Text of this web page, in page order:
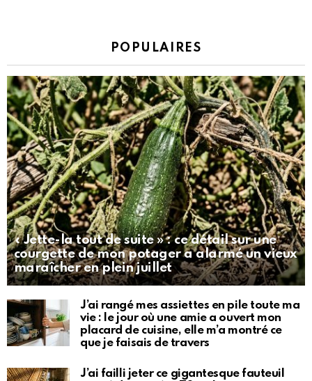
POPULAIRES
« Jette-la tout de suite » : ce détail sur une
courgette de mon potager a alarmé un vieux
maraîcher en plein juillet
J’ai rangé mes assiettes en pile toute ma
vie : le jour où une amie a ouvert mon
placard de cuisine, elle m’a montré ce
que je faisais de travers
J’ai failli jeter ce gigantesque fauteuil